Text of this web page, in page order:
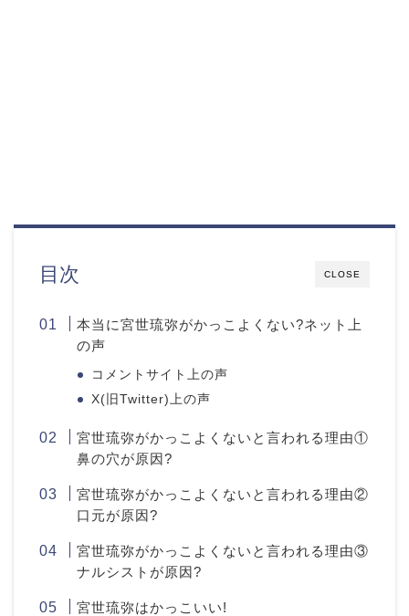
CLOSE
目次
本当に宮世琉弥がかっこよくない?ネット上
の声
コメントサイト上の声
X(旧Twitter)上の声
宮世琉弥がかっこよくないと言われる理由①
鼻の穴が原因?
宮世琉弥がかっこよくないと言われる理由②
口元が原因?
宮世琉弥がかっこよくないと言われる理由③
ナルシストが原因?
宮世琉弥はかっこいい!